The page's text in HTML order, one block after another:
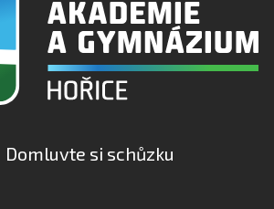
Domluvte si schůzku